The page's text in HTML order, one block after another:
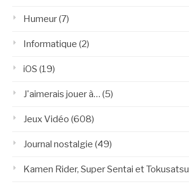
Humeur(7)
Informatique (2)
iOS (19)
J'aimerais jouer à… (5)
Jeux Vidéo (608)
Journal nostalgie (49)
Kamen Rider, Super Sentai et Tokusatsu